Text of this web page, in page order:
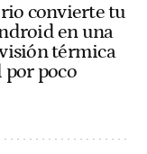
convierte tu
en una
térmica
poco